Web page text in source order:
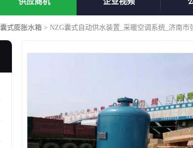
囊式膨胀水箱 > NZG囊式自动供水装置_采暖空调系统_济南市